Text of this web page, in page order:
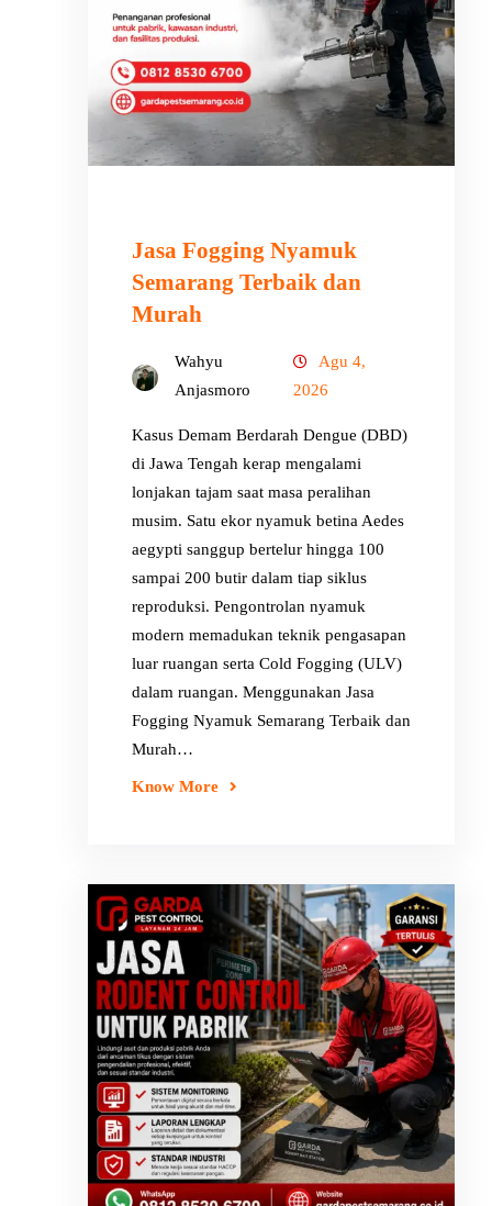
Jasa Fogging Nyamuk
Semarang Terbaik dan
Murah
Wahyu
Anjasmoro
Agu 4,
2026
Kasus Demam Berdarah Dengue (DBD)
di Jawa Tengah kerap mengalami
lonjakan tajam saat masa peralihan
musim. Satu ekor nyamuk betina Aedes
aegypti sanggup bertelur hingga 100
sampai 200 butir dalam tiap siklus
reproduksi. Pengontrolan nyamuk
modern memadukan teknik pengasapan
luar ruangan serta Cold Fogging (ULV)
dalam ruangan. Menggunakan Jasa
Fogging Nyamuk Semarang Terbaik dan
Murah…
Know More